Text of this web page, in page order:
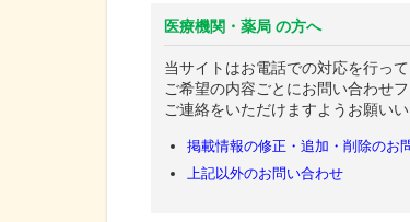
医療機関・薬局 の方へ
当サイトはお電話での対応を行って
ご希望の内容ごとにお問い合わせ
ご連絡をいただけますようお願いい
掲載情報の修正・追加・削除のお
上記以外のお問い合わせ